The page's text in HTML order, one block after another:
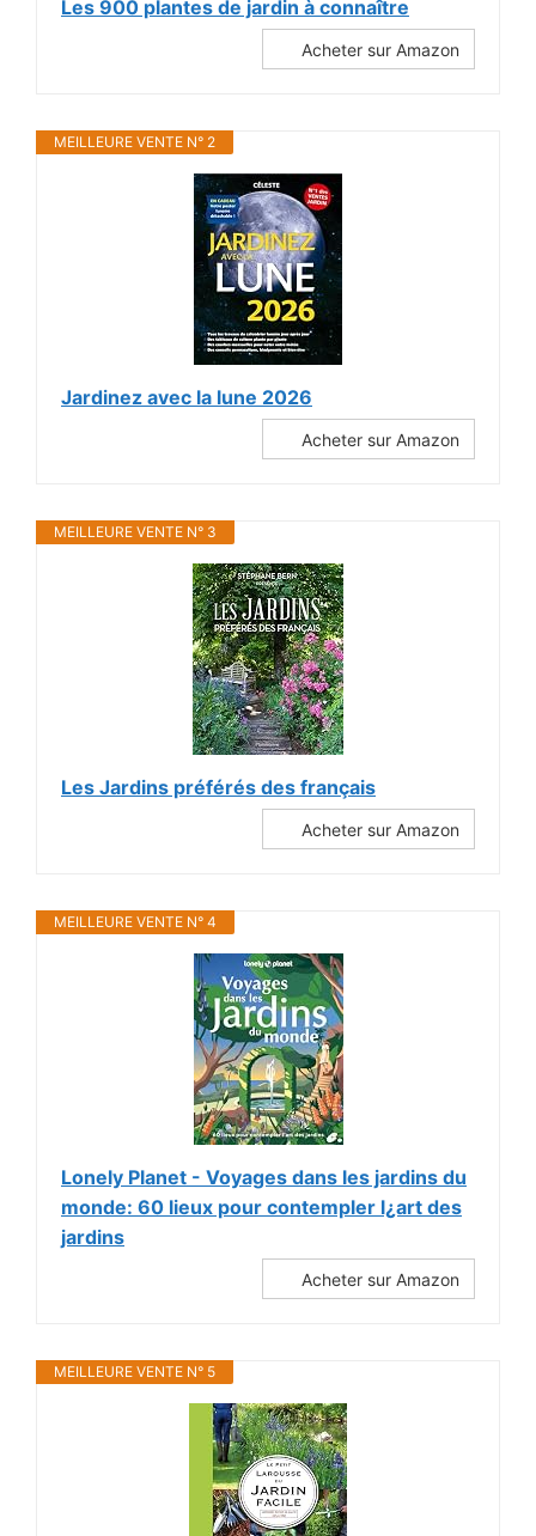
Les 900 plantes de jardin à connaître
Acheter sur Amazon
MEILLEURE VENTE N° 2
Jardinez avec la lune 2026
Acheter sur Amazon
MEILLEURE VENTE N° 3
Les Jardins préférés des français
Acheter sur Amazon
MEILLEURE VENTE N° 4
Lonely Planet - Voyages dans les jardins du
monde: 60 lieux pour contempler l¿art des
jardins
Acheter sur Amazon
MEILLEURE VENTE N° 5